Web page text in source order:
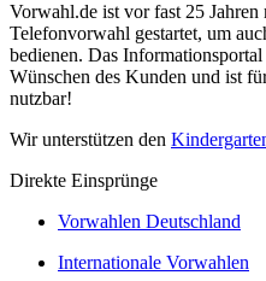
Vorwahl.de ist vor fast 25 Jahren
Telefonvorwahl gestartet, um
bedienen. Das
Wünschen des Kunden und ist
nutzbar!
Wir unterstützen den
Direkte Einsprünge
Vorwahlen Deutschland
Internationale Vorwahlen